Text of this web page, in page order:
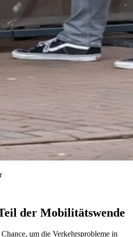
der Mobilitätswende
um die Verkehrsprobleme in